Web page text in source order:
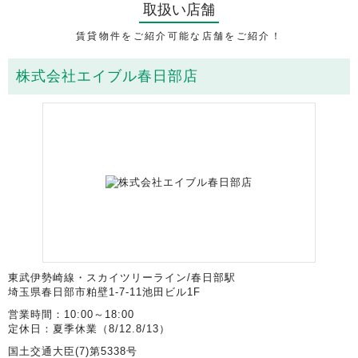
取扱い店舗
賃貸物件をご紹介可能な店舗をご紹介！
株式会社エイブル春日部店
東武伊勢崎線・スカイツリーライン/春日部駅
埼玉県春日部市粕壁1-7-11池田ビル1F
営業時間：10:00～18:00
定休日：夏季休業（8/12.8/13）
国土交通大臣(7)第5338号